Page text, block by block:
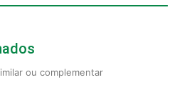
ou complementar